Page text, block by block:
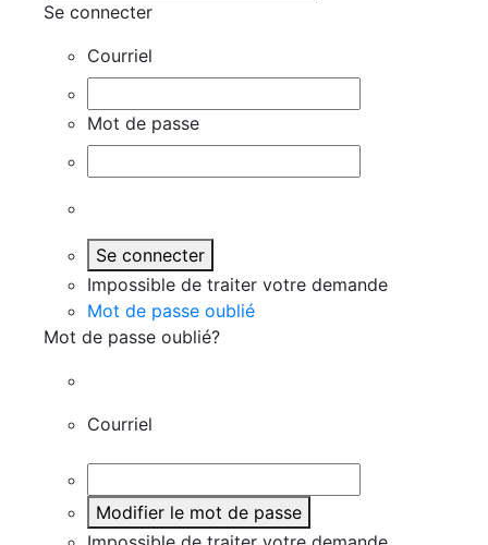
Se connecter
Courriel
Mot de passe
Se connecter
Impossible de traiter votre demande
Mot de passe oublié
Mot de passe oublié?
Courriel
Modifier le mot de passe